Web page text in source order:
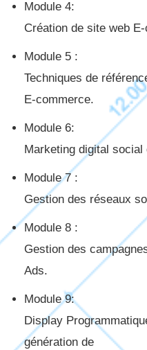
Module 4:
Création de site web
Module 5 :
Techniques de
E-commerce.
Module 6:
Marketing digital social
Module 7 :
Gestion des réseaux
Module 8 :
Gestion des
Ads.
Module 9:
Display
génération de